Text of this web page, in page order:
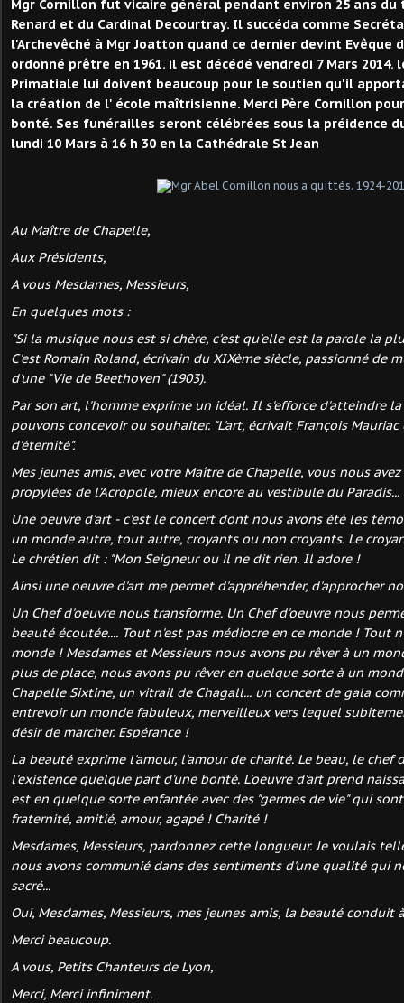
Mgr Cornillon fut vicaire général pendant environ 25 ans du
Renard et du Cardinal Decourtray. Il succéda comme
l'Archevêché à Mgr Joatton quand ce dernier devint Evêque
ordonné prêtre en 1961. il est décédé vendredi 7 Mars 2014.
Primatiale lui doivent beaucoup pour le soutien qu'il
la création de l' école maîtrisienne. Merci Père Cornillon
bonté. Ses funérailles seront célébrées sous la préidence
lundi 10 Mars à 16 h 30 en la Cathédrale St Jean
Au Maître de Chapelle,
Aux Présidents,
A vous Mesdames, Messieurs,
En quelques mots :
"Si la musique nous est si chère, c'est qu'elle est la parole la
C'est Romain Roland, écrivain du XIXème siècle, passionné de
d'une "Vie de Beethoven" (1903).
Par son art, l'homme exprime un idéal. Il s'efforce d'atteindre
pouvons concevoir ou souhaiter. "L'art, écrivait François
d'éternité".
Mes jeunes amis, avec votre Maître de Chapelle, vous nous
propylées de l'Acropole, mieux encore au vestibule du Paradis...
Une oeuvre d'art - c'est le concert dont nous avons été les
un monde autre, tout autre, croyants ou non croyants. Le
Le chrétien dit : "Mon Seigneur ou il ne dit rien. Il adore !
Ainsi une oeuvre d'art me permet d'appréhender, d'approcher
Un Chef d'oeuvre nous transforme. Un Chef d'oeuvre nous
beauté écoutée.... Tout n'est pas médiocre en ce monde ! Tout
monde ! Mesdames et Messieurs nous avons pu rêver à un
plus de place, nous avons pu rêver en quelque sorte à un
Chapelle Sixtine, un vitrail de Chagall... un concert de gala
entrevoir un monde fabuleux, merveilleux vers lequel
désir de marcher. Espérance !
La beauté exprime l'amour, l'amour de charité. Le beau, le chef
l'existence quelque part d'une bonté. L'oeuvre d'art prend
est en quelque sorte enfantée avec des "germes de vie" qui
fraternité, amitié, amour, agapé ! Charité !
Mesdames, Messieurs, pardonnez cette longueur. Je voulais
nous avons communié dans des sentiments d'une qualité qui
sacré...
Oui, Mesdames, Messieurs, mes jeunes amis, la beauté conduit
Merci beaucoup.
A vous, Petits Chanteurs de Lyon,
Merci, Merci infiniment.